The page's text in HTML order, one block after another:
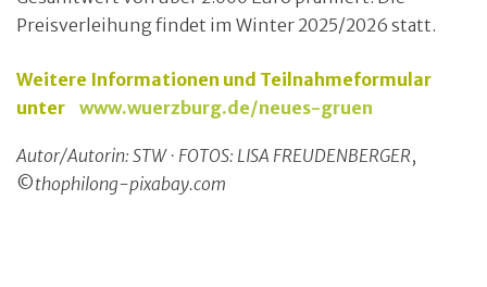
Preisverleihung findet im Winter 2025/2026 statt.
Weitere Informationen und Teilnahmeformular
unter www.wuerzburg.de/neues-gruen
Autor/Autorin: STW · FOTOS: LISA FREUDENBERGER,
©thophilong-pixabay.com